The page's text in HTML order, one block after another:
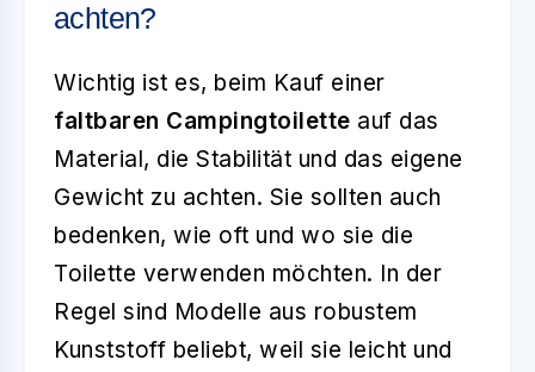
achten?
Wichtig ist es, beim Kauf einer
faltbaren Campingtoilette auf das
Material, die Stabilität und das eigene
Gewicht zu achten. Sie sollten auch
bedenken, wie oft und wo sie die
Toilette verwenden möchten. In der
Regel sind Modelle aus robustem
Kunststoff beliebt, weil sie leicht und